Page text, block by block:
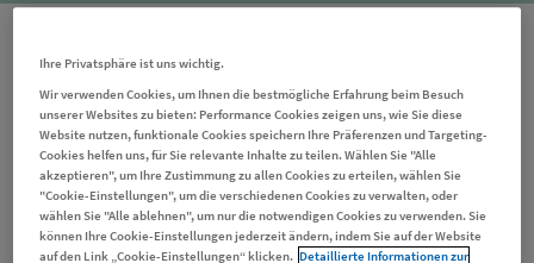
Was ist Selbsthilfe?
Unter Selbsthilfe werden meist Gruppen von
Patientinnen, Patienten und Angehörigen verstanden,
die sich regelmäßig zum Austausch über ein
gemeinsames Problem treffen. Der Begriff kann
jedoch auch weiter gefasst werden und schließt
dannSelbsthilfeorganisationenein.
Ihre Privatsphäre ist uns wichtig.
Wir verwenden Cookies, um Ihnen die bestmögliche Erfahrung beim Besuch
unserer Websites zu bieten: Performance Cookies zeigen uns, wie Sie diese
Website nutzen, funktionale Cookies speichern Ihre Präferenzen und Targeting-
Cookies helfen uns, für Sie relevante Inhalte zu teilen. Wählen Sie "Alle
akzeptieren", um Ihre Zustimmung zu allen Cookies zu erteilen, wählen Sie
"Cookie-Einstellungen", um die verschiedenen Cookies zu verwalten, oder
wählen Sie "Alle ablehnen", um nur die notwendigen Cookies zu verwenden. Sie
können Ihre Cookie-Einstellungen jederzeit ändern, indem Sie auf der Website
auf den Link „Cookie-Einstellungen“ klicken. Detaillierte Informationen zur